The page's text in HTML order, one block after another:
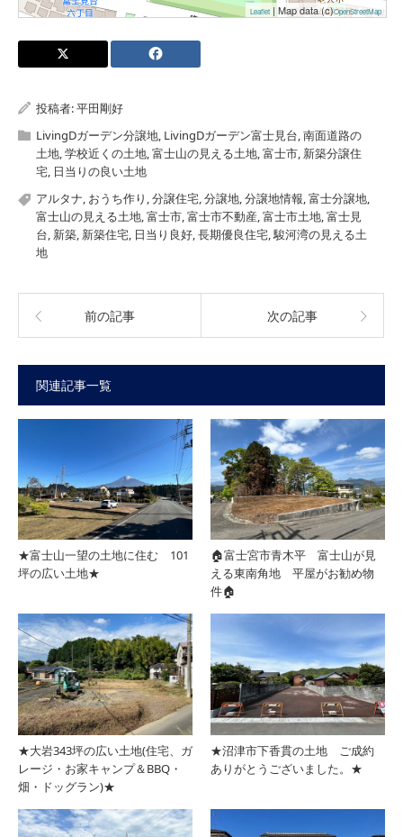
Leaflet | Map data (c)OpenStreetMap
投稿者:平田剛好
LivingDガーデン分譲地, LivingDガーデン富士見台,南面道路の
土地,学校近くの土地,富士山の見える土地,富士市, 新築分譲住
宅, 日当りの良い土地
アルタナ, おうち作り ,分譲住宅,分譲地,分譲地情報,富士分譲地,
富士山の見える土地,富士市,富士市不動産,富士市土地,富士見
台, 新築, 新築住宅, 日当り良好,長期優良住宅,駿河湾の見える土
地
前の記事 次の記事
関連記事一覧
★富士山一望の土地に住む 101
坪の広い土地★
🏠富士宮市青木平 富士山が見
える東南角地 平屋がお勧め物
件🏠
★大岩343坪の広い土地(住宅、ガ
レージ・お家キャンプ＆BBQ・
畑・ドッグラン)★
★沼津市下香貫の土地 ご成約
ありがとうございました。★